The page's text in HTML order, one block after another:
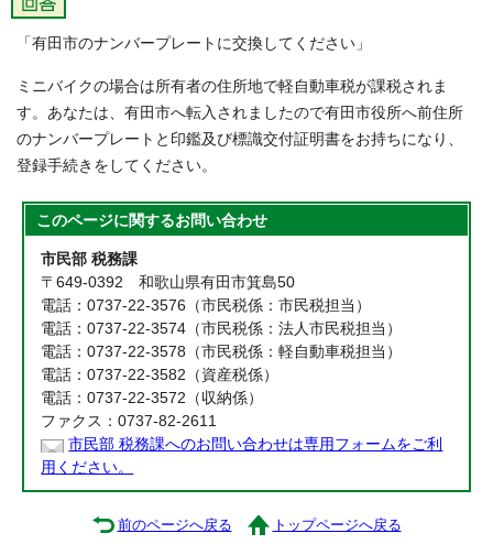
「有田市のナンバープレートに交換してください」
ミニバイクの場合は所有者の住所地で軽自動車税が課税されま
す。あなたは、有田市へ転入されましたので有田市役所へ前住所
のナンバープレートと印鑑及び標識交付証明書をお持ちになり、
登録手続きをしてください。
このページに関するお問い合わせ
市民部 税務課
〒649-0392 和歌山県有田市箕島50
電話：0737-22-3576（市民税係：市民税担当）
電話：0737-22-3574（市民税係：法人市民税担当）
電話：0737-22-3578（市民税係：軽自動車税担当）
電話：0737-22-3582（資産税係）
電話：0737-22-3572（収納係）
ファクス：0737-82-2611
市民部 税務課へのお問い合わせは専用フォームをご利
用ください。
前のページへ戻る トップページへ戻る